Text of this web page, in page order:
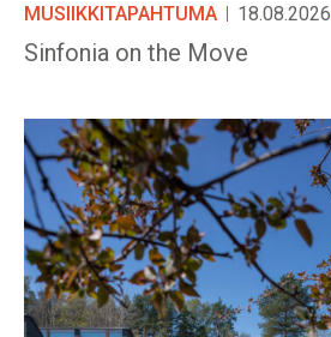
MUSIIKKITAPAHTUMA 18.08.2026
Sinfonia on the Move